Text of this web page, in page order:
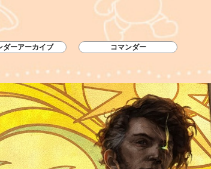
ダーアーカイブ コマンダー